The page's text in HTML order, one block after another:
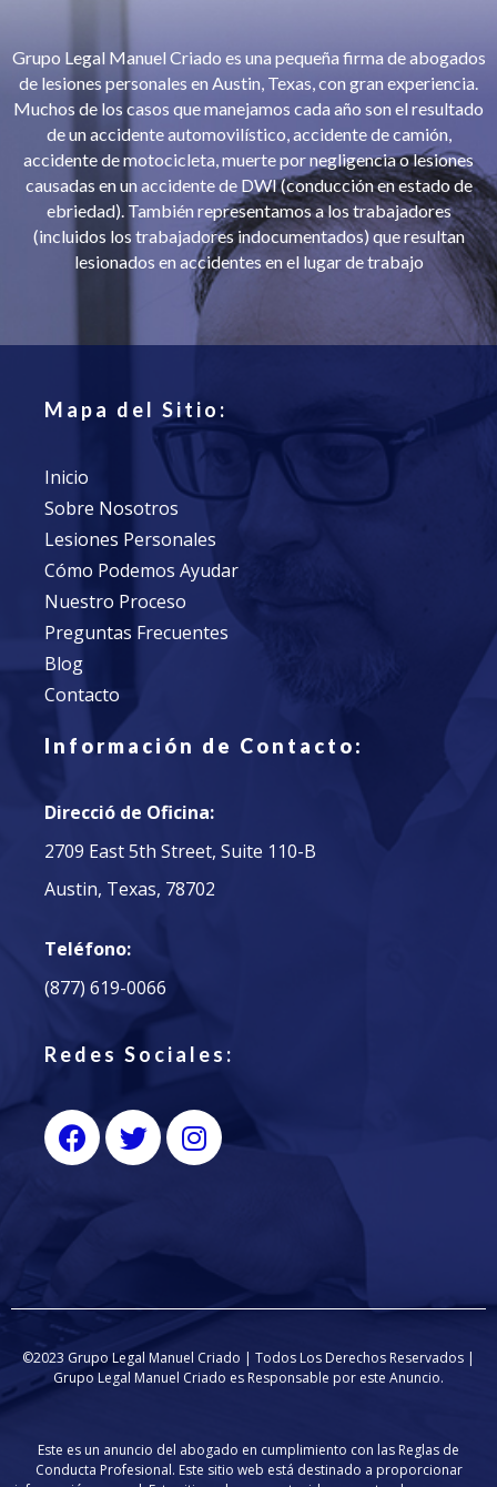
Grupo Legal Manuel Criado es una pequeña firma de abogados
de lesiones personales en Austin, Texas, con gran experiencia.
Muchos de los casos que manejamos cada año son el resultado
de un accidente automovilístico, accidente de camión,
accidente de motocicleta, muerte por negligencia o lesiones
causadas en un accidente de DWI (conducción en estado de
ebriedad). También representamos a los trabajadores
(incluidos los trabajadores indocumentados) que resultan
lesionados en accidentes en el lugar de trabajo
Mapa del Sitio:
Inicio
Sobre Nosotros
Lesiones Personales
Cómo Podemos Ayudar
Nuestro Proceso
Preguntas Frecuentes
Blog
Contacto
Información de Contacto:
Direcció de Oficina:
2709 East 5th Street, Suite 110-B
Austin, Texas, 78702
Teléfono:
(877) 619-0066
Redes Sociales:
©2023 Grupo Legal Manuel Criado | Todos Los Derechos Reservados |
Grupo Legal Manuel Criado es Responsable por este Anuncio.
Este es un anuncio del abogado en cumplimiento con las Reglas de
Conducta Profesional. Este sitio web está destinado a proporcionar